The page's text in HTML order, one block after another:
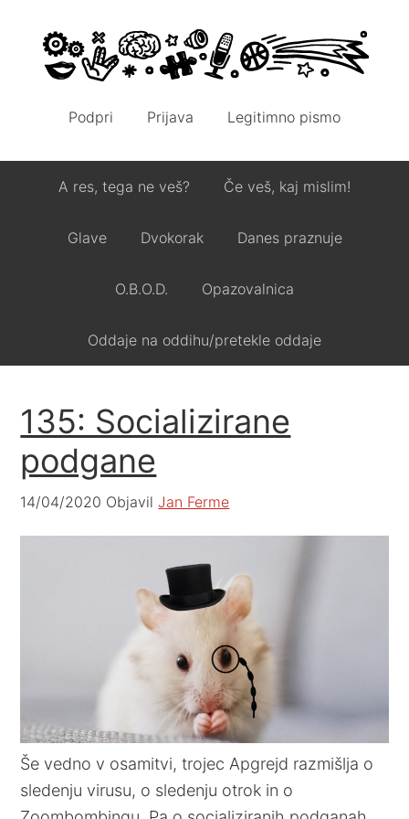
Podpri Prijava Legitimno pismo
A res, tega ne veš? Če veš, kaj mislim!
Glave Dvokorak Danes praznuje
O.B.O.D. Opazovalnica
Oddaje na oddihu/pretekle oddaje
135: Socializirane
podgane
14/04/2020 ObjavilJan Ferme
Še vedno v osamitvi, trojec Apgrejd razmišlja o
sledenju virusu, o sledenju otrok in o